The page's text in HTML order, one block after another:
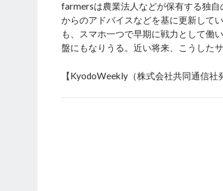
farmersは農業法人などが保有する独
からのアドバイスなどを基に更新して
も、スマホ一つで早期に戦力として働
盤にもなりうる。近い将来、こうした
【KyodoWeekly（株式会社共同通信社